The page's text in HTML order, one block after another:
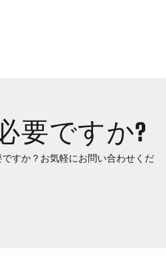
要ですか?
すか？お気軽にお問い合わせくだ